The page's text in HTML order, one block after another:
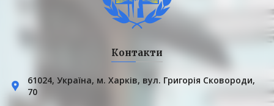
Контакти
61024, Українa, м. Харків, вул. Григорія Сковороди,
70